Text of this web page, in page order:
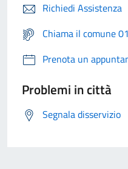
Richiedi Assistenza
Chiama il comune
Prenota un
Problemi in città
Segnala disservizio